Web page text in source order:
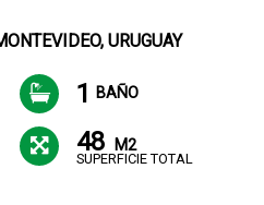
URUGUAY
1 BAÑO
48 M2
SUPERFICIE TOTAL